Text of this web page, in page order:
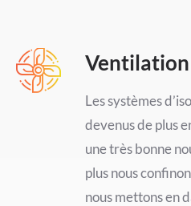
Ventilation
Les systèmes
devenus de plus
une très bonne
plus nous
nous mettons en